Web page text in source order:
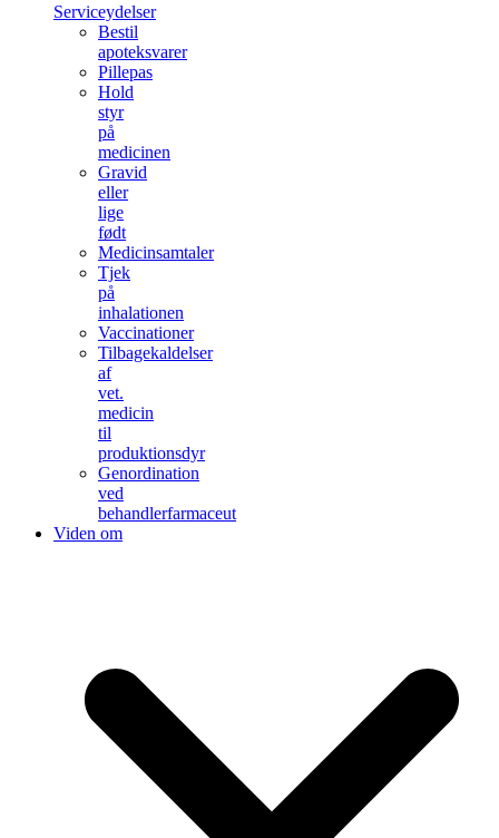
Serviceydelser
Bestil
apoteksvarer
Pillepas
Hold
styr
på
medicinen
Gravid
eller
lige
født
Medicinsamtaler
Tjek
på
inhalationen
Vaccinationer
Tilbagekaldelser
af
vet.
medicin
til
produktionsdyr
Genordination
ved
behandlerfarmaceut
Viden om